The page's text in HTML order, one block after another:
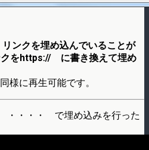
ンクを埋め込んでいることが
クをhttps:// に書き換えて埋め
に再生可能です。
・・・・ で埋め込みを行った